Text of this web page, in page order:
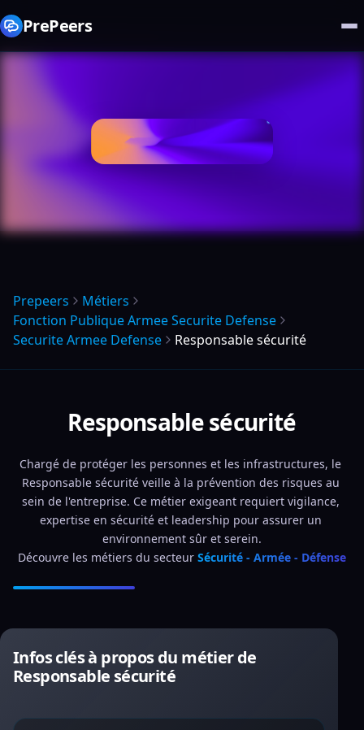
PrePeers
Prepeers
Métiers
Fonction Publique Armee Securite Defense
Securite Armee Defense
Responsable sécurité
Responsable sécurité
Chargé de protéger les personnes et les infrastructures, le
Responsable sécurité veille à la prévention des risques au
sein de l'entreprise. Ce métier exigeant requiert vigilance,
expertise en sécurité et leadership pour assurer un
environnement sûr et serein.
Découvre les métiers du secteur Sécurité - Armée - Défense
Infos clés à propos du métier de
Responsable sécurité